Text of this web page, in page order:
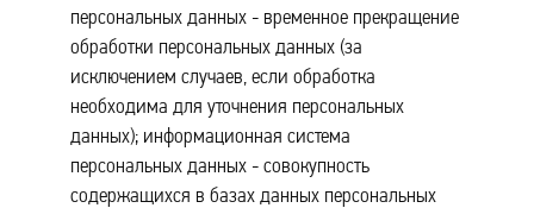
персональных данных - временное прекращение
обработки персональных данных (за
исключением случаев, если обработка
необходима для уточнения персональных
данных); информационная система
персональных данных - совокупность
содержащихся в базах данных персональных